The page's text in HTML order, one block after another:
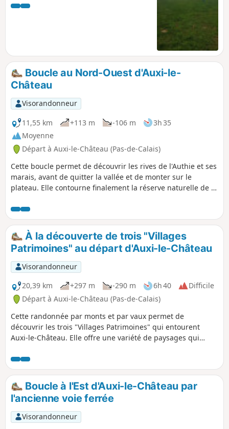
Boucle au Nord-Ouest d'Auxi-le-
Château
Visorandonneur
11,55 km
+113 m -106 m
3h 35
Moyenne
Départ à Auxi-le-Château (Pas-de-Calais)
Cette boucle permet de découvrir les rives de l'Authie et ses
marais, avant de quitter la vallée et de monter sur le
plateau. Elle contourne finalement la réserve naturelle de la
Château et son église classée du XVe siècle.
À la découverte de trois "Villages
Patrimoines" au départ d'Auxi-le-Château
Visorandonneur
20,39 km
+297 m -290 m 6h 40
Difficile
Départ à Auxi-le-Château (Pas-de-Calais)
Cette randonnée par monts et par vaux permet de
découvrir les trois "Villages Patrimoines" qui entourent
Auxi-le-Château. Elle offre une variété de paysages qui
et au respect de la diversité.
Boucle à l'Est d'Auxi-le-Château par
l'ancienne voie ferrée
Visorandonneur